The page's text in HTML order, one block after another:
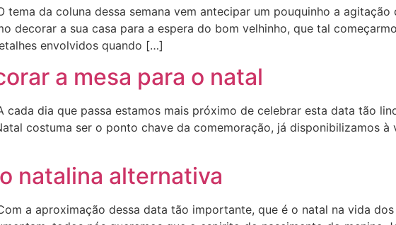
tema da coluna dessa semana vem antecipar um pouquinho a
decorar a sua casa para a espera do bom velhinho, que tal
envolvidos quando […]
a mesa para o natal
cada dia que passa estamos mais próximo de celebrar esta data tão
costuma ser o ponto chave da comemoração, já disponibilizamos
natalina alternativa
a aproximação dessa data tão importante, que é o natal na vida